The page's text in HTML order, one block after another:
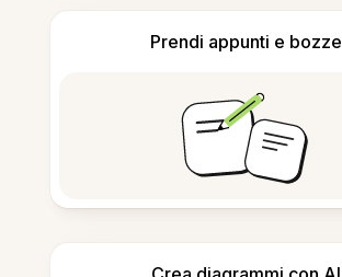
Prendi appunti e bozze